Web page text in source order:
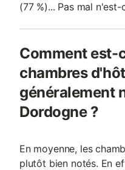
(77 %)... Pas mal n'est-
Comment est-
chambres
généralement
Dordogne ?
En moyenne, les
plutôt bien notés. En